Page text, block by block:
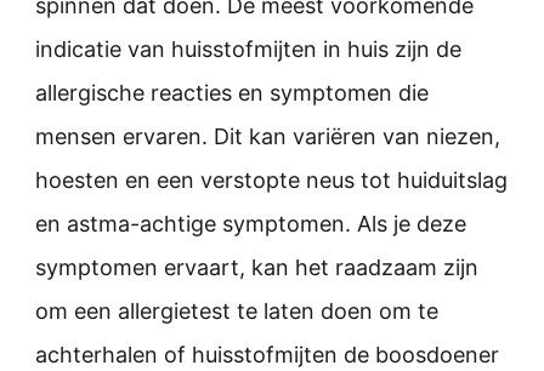
spinnen dat doen. De meest voorkomende
indicatie van huisstofmijten in huis zijn de
allergische reacties en symptomen die
mensen ervaren. Dit kan variëren van niezen,
hoesten en een verstopte neus tot huiduitslag
en astma-achtige symptomen. Als je deze
symptomen ervaart, kan het raadzaam zijn
om een allergietest te laten doen om te
achterhalen of huisstofmijten de boosdoener